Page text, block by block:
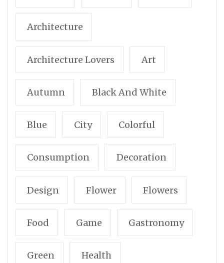
Architecture
Architecture Lovers Art
Autumn Black And White
Blue City Colorful
Consumption Decoration
Design Flower Flowers
Food Game Gastronomy
Green Health